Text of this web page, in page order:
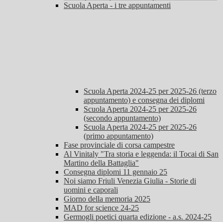
Scuola Aperta - i tre appuntamenti
Scuola Aperta 2024-25 per 2025-26 (terzo
appuntamento) e consegna dei diplomi
Scuola Aperta 2024-25 per 2025-26
(secondo appuntamento)
Scuola Aperta 2024-25 per 2025-26
(primo appuntamento)
Fase provinciale di corsa campestre
Al Vinitaly "Tra storia e leggenda: il Tocai di San
Martino della Battaglia"
Consegna diplomi 11 gennaio 25
Noi siamo Friuli Venezia Giulia - Storie di
uomini e caporali
Giorno della memoria 2025
MAD for science 24-25
Germogli poetici quarta edizione - a.s. 2024-25